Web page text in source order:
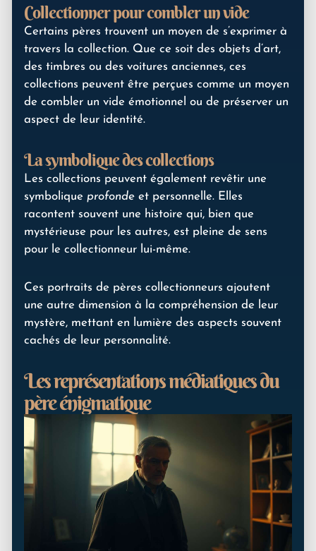
Collectionner pour combler un vide
Certains pères trouvent un moyen de s’exprimer à
travers la collection. Que ce soit des objets d’art,
des timbres ou des voitures anciennes, ces
collections peuvent être perçues comme un moyen
de combler un vide émotionnel ou de préserver un
aspect de leur identité.
La symbolique des collections
Les collections peuvent également revêtir une
symbolique profonde et personnelle. Elles
racontent souvent une histoire qui, bien que
mystérieuse pour les autres, est pleine de sens
pour le collectionneur lui-même.
Ces portraits de pères collectionneurs ajoutent
une autre dimension à la compréhension de leur
mystère, mettant en lumière des aspects souvent
cachés de leur personnalité.
Les représentations médiatiques du
père énigmatique